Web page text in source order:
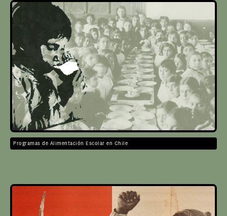
Programas de Alimentación Escolar en Chile